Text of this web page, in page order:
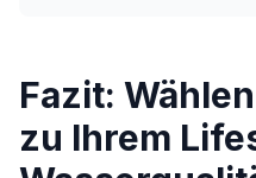
Fazit:
zu Ihrem